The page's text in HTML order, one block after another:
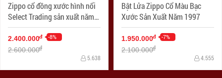
Zippo cổ đồng xước hình nổi
Select Trading sản xuất năm
X-1994
2.400.000đ -8%
2.600.000đ
5.638
Bật Lửa Zippo Cổ Màu Bạc
Xước Sản Xuất Năm 1997
1.950.000đ -7%
2.100.000đ
4.555